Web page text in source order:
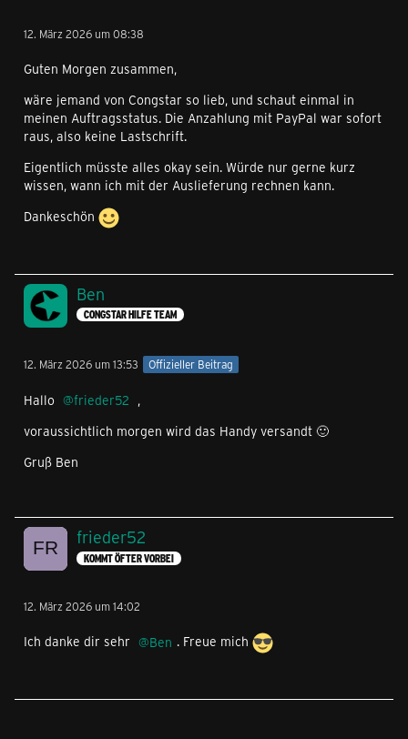
12. März 2026 um 08:38
Guten Morgen zusammen,
wäre jemand von Congstar so lieb, und schaut einmal in
meinen Auftragsstatus. Die Anzahlung mit PayPal war sofort
raus, also keine Lastschrift.
Eigentlich müsste alles okay sein. Würde nur gerne kurz
wissen, wann ich mit der Auslieferung rechnen kann.
Dankeschön
Ben
CONGSTAR HILFE TEAM
12. März 2026 um 13:53 Offizieller Beitrag
Hallo frieder52 ,
voraussichtlich morgen wird das Handy versandt 🙂
Gruß Ben
frieder52
KOMMT ÖFTER VORBEI
12. März 2026 um 14:02
Ich danke dir sehr Ben . Freue mich